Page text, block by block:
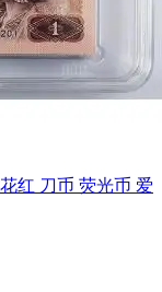
红 刀币 荧光币 爱